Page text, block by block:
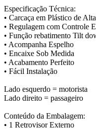
Especificação Técnica:
• Carcaça em Plástico de
• Regulagem com Controle
• Função rebatimento Tilt
• Acompanha Espelho
• Encaixe Sob Medida
• Acabamento Perfeito
• Fácil Instalação
Lado esquerdo = motorista
Lado direito = passageiro
Conteúdo da Embalagem:
• 1 Retrovisor Externo